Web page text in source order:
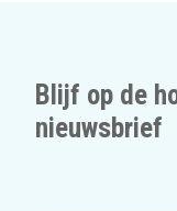
Blijf op de
nieuwsbrief